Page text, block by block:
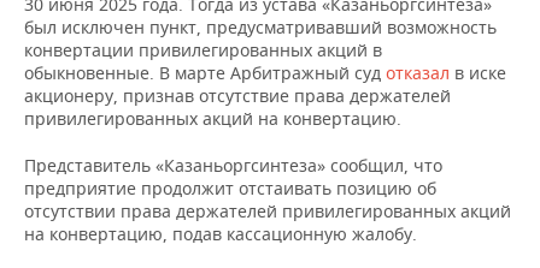
ФИГУРНОЕ КАТАНИЕ
ВОДНЫЕ ВИДЫ СПОРТА
МЕДИЦИНА
ОБРАЗОВАНИЕ
был исключен пункт, предусматривавший возможность
конвертации привилегированных акций в
обыкновенные. В марте Арбитражный суд отказал в иске
акционеру, признав отсутствие права держателей
привилегированных акций на конвертацию.
Представитель «Казаньоргсинтеза» сообщил, что
предприятие продолжит отстаивать позицию об
отсутствии права держателей привилегированных акций
на конвертацию, подав кассационную жалобу.